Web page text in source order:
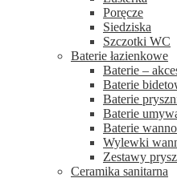
Poręcze
Siedziska
Szczotki WC
Baterie łazienkowe
Baterie –
Baterie
Baterie
Baterie
Baterie
Wylewki
Zestawy
Ceramika sanitarna